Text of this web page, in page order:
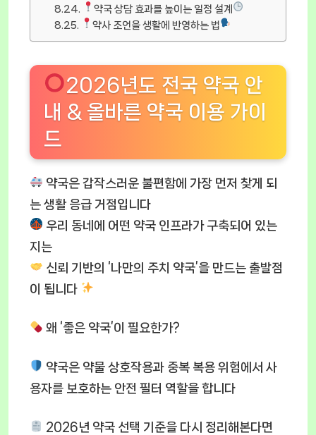
약국 상담 효과를 높이는 일정 설계
약사 조언을 생활에 반영하는 법
2026년도 전국 약국 안
내 & 올바른 약국 이용 가이
드
약국은 갑작스러운 불편함에 가장 먼저 찾게 되
는 생활 응급 거점입니다
우리 동네에 어떤 약국 인프라가 구축되어 있는
지는
신뢰 기반의 ‘나만의 주치 약국’을 만드는 출발점
이 됩니다
왜 ‘좋은 약국’이 필요한가?
약국은 약물 상호작용과 중복 복용 위험에서 사
용자를 보호하는 안전 필터 역할을 합니다
2026년 약국 선택 기준을 다시 정리해본다면